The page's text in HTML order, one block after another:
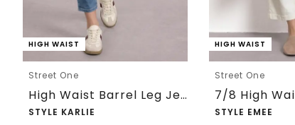
HIGH WAIST
Street One
High Waist Barrel Leg Jeans im Loose Fit
STYLE KARLIE
HIGH WAIST
Street One
STYLE EMEE